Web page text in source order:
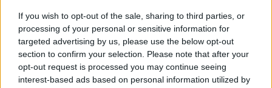
If you wish to opt-out of the sale, sharing to third parties, or
processing of your personal or sensitive information for
targeted advertising by us, please use the below opt-out
section to confirm your selection. Please note that after your
opt-out request is processed you may continue seeing
interest-based ads based on personal information utilized by
Ο Σύνδεσμος Καμενιανιτών – Δροβολοβιτών –